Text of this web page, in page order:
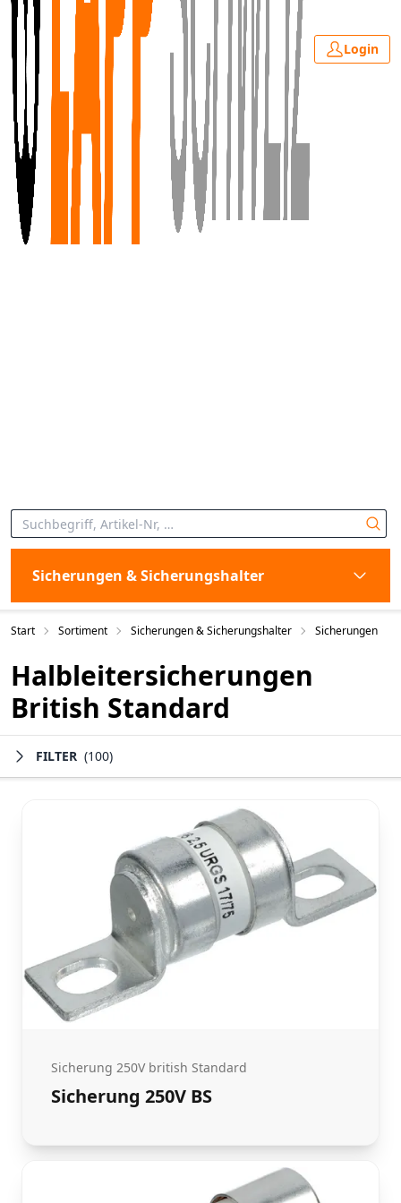
Login
Sicherungen & Sicherungshalter
Start Sortiment Sicherungen & Sicherungshalter Sicherungen
Halbleitersicherungen
British Standard
FILTER (100)
Sicherung 250V british Standard
Sicherung 250V BS